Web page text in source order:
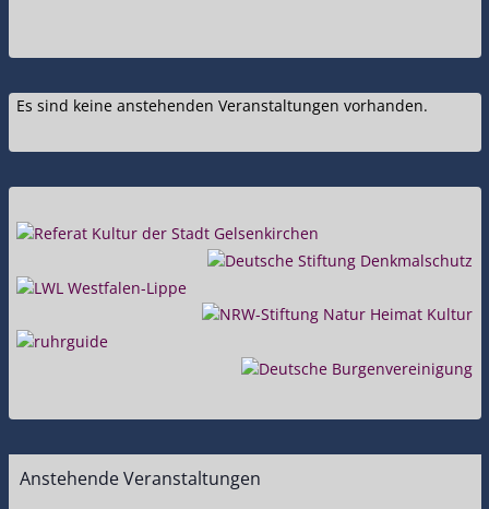
Es sind keine anstehenden Veranstaltungen vorhanden.
Anstehende Veranstaltungen